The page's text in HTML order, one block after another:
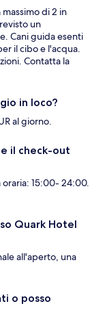
di 2 in
un
Cani guida esenti
il cibo e l'acqua.
Contatta la
in loco?
al giorno.
il check-out
15:00- 24:00.
Quark Hotel
all'aperto, una
o posso